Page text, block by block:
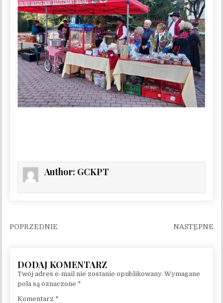
Author: GCKPT
Nawigacja wpisu
Twój adres e-mail nie zostanie opublikowany. Wymagane
pola są oznaczone *
Komentarz *